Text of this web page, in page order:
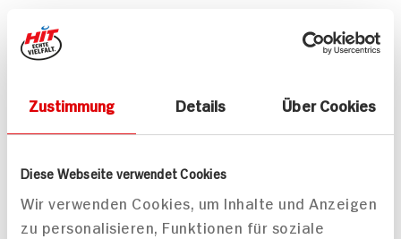
Zustimmung Details Über Cookies
Diese Webseite verwendet Cookies
Wir verwenden Cookies, um Inhalte und Anzeigen
zu personalisieren, Funktionen für soziale
davon Zucker 0g
Mitteilungen aktivieren